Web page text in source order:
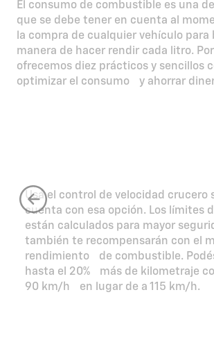
El consumo de combustible es una
que se debe tener en cuenta al
la compra de cualquier vehículo para
manera de hacer rendir cada litro.
ofrecemos diez prácticos y sencillos
optimizar el consumo y ahorrar
Usá el control de velocidad crucero
cuenta con esa opción. Los límites
están calculados para mayor
también te recompensarán con el
rendimiento de combustible.
hasta el 20% más de kilometraje
90 km/h en lugar de a 115 km/h.​